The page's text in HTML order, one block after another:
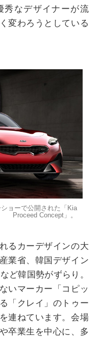
秀なデザイナーが流
変わろうとしている
ョーで公開された「Kia
Proceed Concept」。
るカーデザインの大
業省、韓国デザイン
ど韓国勢がずらり。
いマーカー「コピッ
「クレイ」のトゥー
連ねています。会場
卒業生を中心に、多